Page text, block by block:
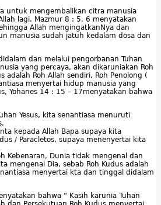
untuk mengembalikan citra manusia
lagi. Mazmur 8 : 5, 6 menyatakan
Allah mengingatkanNya dan
manusia sudah jatuh kedalam dosa dan
dan melalui pengorbanan Tuhan
yang percaya, akan dikaruniakan Roh
adalah Roh Allah sendiri, Roh Penolong (
menyertai hidup manusia yang
Yohanes 14 : 15 – 17menyatakan bahwa
Yesus, kita senantiasa menuruti
kepada Allah Bapa supaya kita
/ Paracletos, supaya menenyertai kita
Kebenaran, Dunia tidak mengenal dan
mengenal Dia, sebab Roh Kudus adalah
menyertai kta dan tinggal didalam
bahwa “ Kasih karunia Tuhan